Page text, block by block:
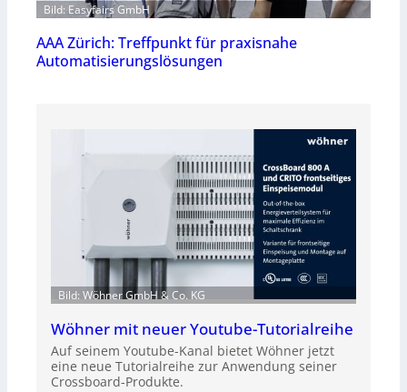
Bild: Easyfairs GmbH
AAA Zürich: Treffpunkt für praxisnahe
Automatisierungslösungen
Bild: Wöhner GmbH & Co. KG
Wöhner mit neuer Youtube-Tutorialreihe
Auf seinem Youtube-Kanal bietet Wöhner jetzt
eine neue Tutorialreihe zur Anwendung seiner
Crossboard-Produkte.